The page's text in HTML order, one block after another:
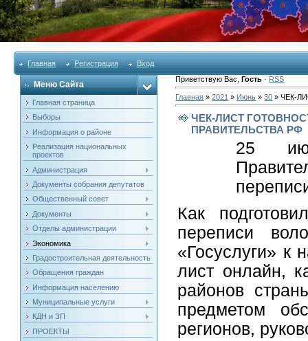
Главная Регистрация Вход
Меню Сайта
Главная страница
Выборы
Информация о районе
Реализация национальных
проектов
Администрация
Документы собрания депутатов
Общественный совет
Документы
Отделы администрации
Экономика
Градостроительная деятельность
Обращения граждан
Информация населению
Муниципальные услуги
КДН и ЗП
ПРОЕКТЫ
Приветствую Вас ,Гость · RSS
Главная »2021 » Июнь » 30 » ЧЕК-
ЧЕК-ЛИСТ
ПРАВИТЕЛЬСТВА РФ
25
Как
переписи
«Госуслуги» к
лист онлайн,
районов
предметом
регионов,